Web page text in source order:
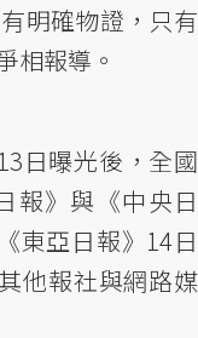
明確物證，只有
相報導。
日曝光後，全國
報》與《中央日
東亞日報》14日
他報社與網路媒